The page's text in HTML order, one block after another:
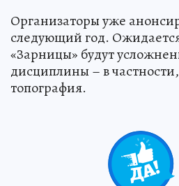
Организаторы уже
следующий год.
«Зарницы» будут
дисциплины – в
топография.